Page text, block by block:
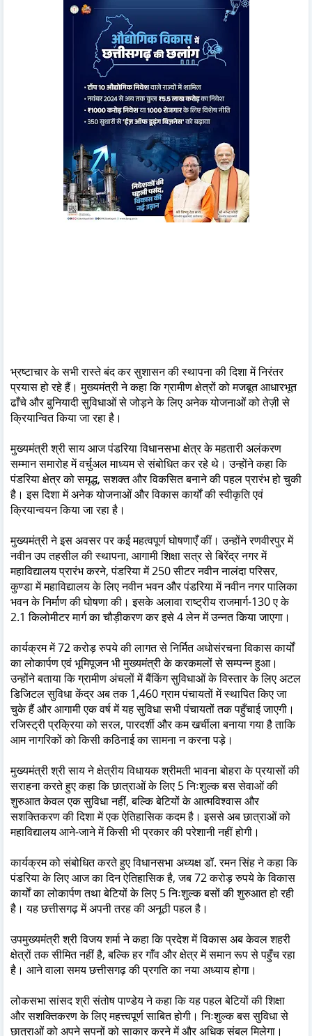
भ्रष्टाचार के सभी रास्ते बंद कर सुशासन की स्थापना की दिशा में निरंतर
प्रयास हो रहे हैं। मुख्यमंत्री ने कहा कि ग्रामीण क्षेत्रों को मजबूत आधारभूत
ढाँचे और बुनियादी सुविधाओं से जोड़ने के लिए अनेक योजनाओं को तेज़ी से
क्रियान्वित किया जा रहा है।
मुख्यमंत्री श्री साय आज पंडरिया विधानसभा क्षेत्र के महतारी अलंकरण
सम्मान समारोह में वर्चुअल माध्यम से संबोधित कर रहे थे। उन्होंने कहा कि
पंडरिया क्षेत्र को समृद्ध, सशक्त और विकसित बनाने की पहल प्रारंभ हो चुकी
है। इस दिशा में अनेक योजनाओं और विकास कार्यों की स्वीकृति एवं
क्रियान्वयन किया जा रहा है।
मुख्यमंत्री ने इस अवसर पर कई महत्वपूर्ण घोषणाएँ कीं। उन्होंने रणवीरपुर में
नवीन उप तहसील की स्थापना, आगामी शिक्षा सत्र से बिरेंद्र नगर में
महाविद्यालय प्रारंभ करने, पंडरिया में 250 सीटर नवीन नालंदा परिसर,
कुण्डा में महाविद्यालय के लिए नवीन भवन और पंडरिया में नवीन नगर पालिका
भवन के निर्माण की घोषणा की। इसके अलावा राष्ट्रीय राजमार्ग-130 ए के
2.1 किलोमीटर मार्ग का चौड़ीकरण कर इसे 4 लेन में उन्नत किया जाएगा।
कार्यक्रम में 72 करोड़ रुपये की लागत से निर्मित अधोसंरचना विकास कार्यों
का लोकार्पण एवं भूमिपूजन भी मुख्यमंत्री के करकमलों से सम्पन्न हुआ।
उन्होंने बताया कि ग्रामीण अंचलों में बैंकिंग सुविधाओं के विस्तार के लिए अटल
डिजिटल सुविधा केंद्र अब तक 1,460 ग्राम पंचायतों में स्थापित किए जा
चुके हैं और आगामी एक वर्ष में यह सुविधा सभी पंचायतों तक पहुँचाई जाएगी।
रजिस्ट्री प्रक्रिया को सरल, पारदर्शी और कम खर्चीला बनाया गया है ताकि
आम नागरिकों को किसी कठिनाई का सामना न करना पड़े।
मुख्यमंत्री श्री साय ने क्षेत्रीय विधायक श्रीमती भावना बोहरा के प्रयासों की
सराहना करते हुए कहा कि छात्राओं के लिए 5 निःशुल्क बस सेवाओं की
शुरुआत केवल एक सुविधा नहीं, बल्कि बेटियों के आत्मविश्वास और
सशक्तिकरण की दिशा में एक ऐतिहासिक कदम है। इससे अब छात्राओं को
महाविद्यालय आने-जाने में किसी भी प्रकार की परेशानी नहीं होगी।
कार्यक्रम को संबोधित करते हुए विधानसभा अध्यक्ष डॉ. रमन सिंह ने कहा कि
पंडरिया के लिए आज का दिन ऐतिहासिक है, जब 72 करोड़ रुपये के विकास
कार्यों का लोकार्पण तथा बेटियों के लिए 5 निःशुल्क बसों की शुरुआत हो रही
है। यह छत्तीसगढ़ में अपनी तरह की अनूठी पहल है।
उपमुख्यमंत्री श्री विजय शर्मा ने कहा कि प्रदेश में विकास अब केवल शहरी
क्षेत्रों तक सीमित नहीं है, बल्कि हर गाँव और क्षेत्र में समान रूप से पहुँच रहा
है। आने वाला समय छत्तीसगढ़ की प्रगति का नया अध्याय होगा।
लोकसभा सांसद श्री संतोष पाण्डेय ने कहा कि यह पहल बेटियों की शिक्षा
और सशक्तिकरण के लिए महत्त्वपूर्ण साबित होगी। निःशुल्क बस सुविधा से
छात्राओं को अपने सपनों को साकार करने में और अधिक संबल मिलेगा।